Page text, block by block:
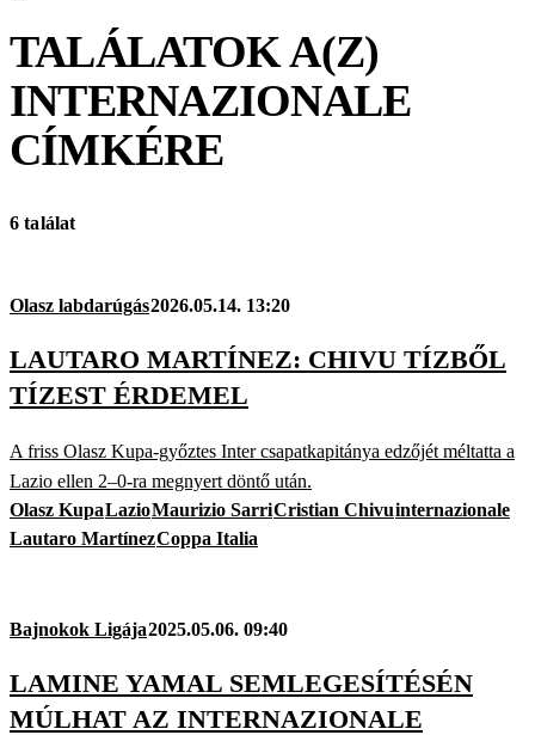
TALÁLATOK A(Z)
INTERNAZIONALE
CÍMKÉRE
6 találat
Olasz labdarúgás2026.05.14. 13:20
LAUTARO MARTÍNEZ: CHIVU TÍZBŐL
TÍZEST ÉRDEMEL
A friss Olasz Kupa-győztes Inter csapatkapitánya edzőjét méltatta a
Lazio ellen 2–0-ra megnyert döntő után.
Olasz KupaLazioMaurizio SarriCristian Chivuinternazionale
Lautaro MartínezCoppa Italia
Bajnokok Ligája2025.05.06. 09:40
LAMINE YAMAL SEMLEGESÍTÉSÉN
MÚLHAT AZ INTERNAZIONALE